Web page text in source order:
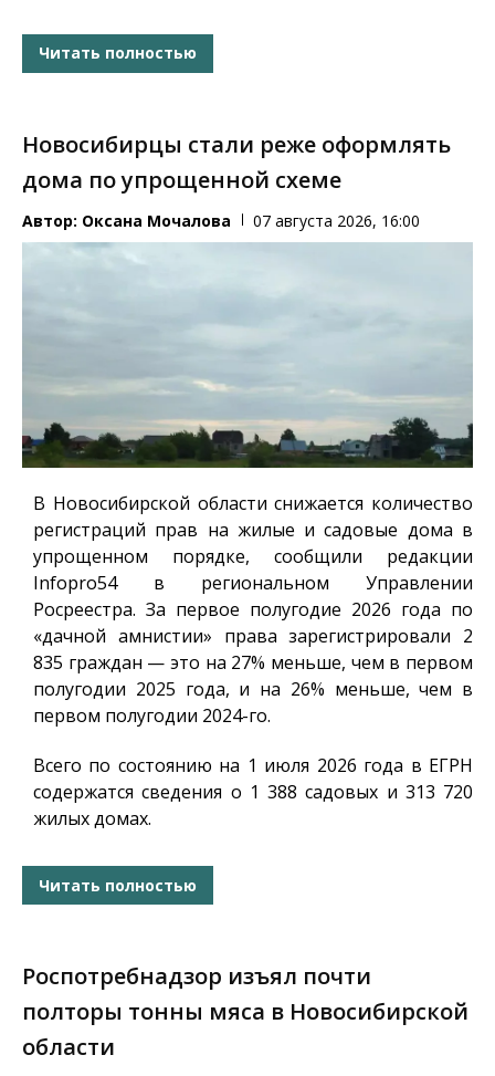
Читать полностью
Новосибирцы стали реже оформлять
дома по упрощенной схеме
Автор: Оксана Мочалова 07 августа 2026, 16:00
В Новосибирской области снижается количество
регистраций прав на жилые и садовые дома в
упрощенном порядке, сообщили редакции
Infopro54в региональном Управлении
Росреестра. За первое полугодие 2026 года по
«дачной амнистии» права зарегистрировали 2
835 граждан — это на 27% меньше, чем в первом
полугодии 2025 года, и на 26% меньше, чем в
первом полугодии 2024-го.
Всего по состоянию на 1 июля 2026 года в ЕГРН
содержатся сведения о 1 388 садовых и 313 720
жилых домах.
Читать полностью
Роспотребнадзор изъял почти
полторы тонны мяса в Новосибирской
области